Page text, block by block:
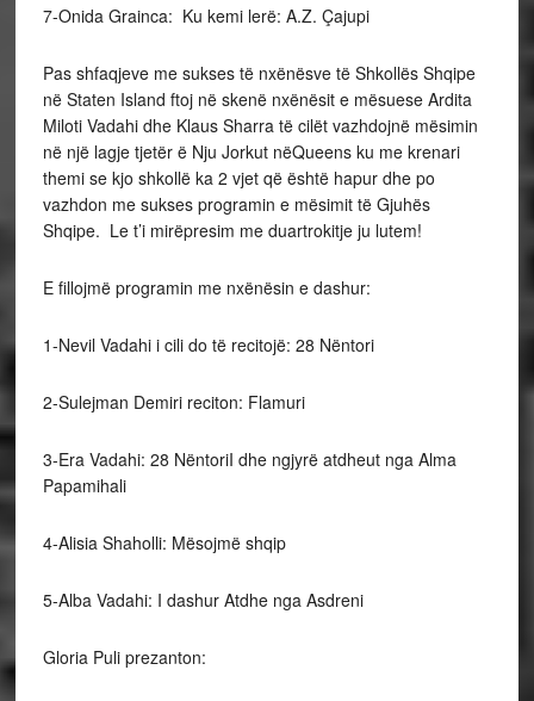
7-Onida Grainca: Ku kemi lerë: A.Z. Çajupi
Pas shfaqjeve me sukses të nxënësve të Shkollës Shqipe
në Staten Island ftoj në skenë nxënësit e mësuese Ardita
Miloti Vadahi dhe Klaus Sharra të cilët vazhdojnë mësimin
në një lagje tjetër ë Nju Jorkut nëQueens ku me krenari
themi se kjo shkollë ka 2 vjet që është hapur dhe po
vazhdon me sukses programin e mësimit të Gjuhës
Shqipe. Le t’i mirëpresim me duartrokitje ju lutem!
E fillojmë programin me nxënësin e dashur:
1-Nevil Vadahi i cili do të recitojë: 28 Nëntori
2-Sulejman Demiri reciton: Flamuri
3-Era Vadahi: 28 NëntoriI dhe ngjyrë atdheut nga Alma
Papamihali
4-Alisia Shaholli: Mësojmë shqip
5-Alba Vadahi: I dashur Atdhe nga Asdreni
Gloria Puli prezanton: